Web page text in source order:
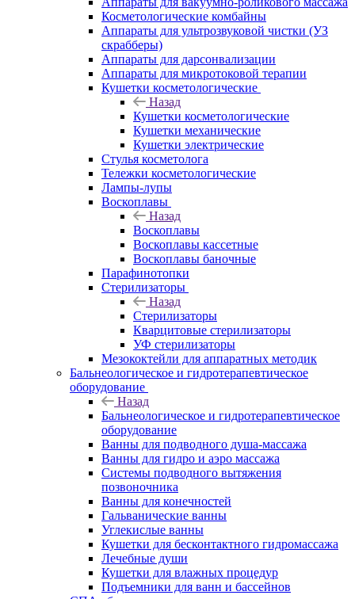
Косметологические комбайны
Аппараты для ультрозвуковой чистки (УЗ
скрабберы)
Аппараты для дарсонвализации
Аппараты для микротоковой терапии
Кушетки косметологические
Назад
Кушетки косметологические
Кушетки механические
Кушетки электрические
Стулья косметолога
Тележки косметологические
Лампы-лупы
Воскоплавы
Назад
Воскоплавы
Воскоплавы кассетные
Воскоплавы баночные
Парафинотопки
Стерилизаторы
Назад
Стерилизаторы
Кварцитовые стерилизаторы
УФ стерилизаторы
Мезококтейли для аппаратных методик
Бальнеологическое и гидротерапевтическое
оборудование
Назад
Бальнеологическое и гидротерапевтическое
оборудование
Ванны для подводного душа-массажа
Ванны для гидро и аэро массажа
Системы подводного вытяжения
позвоночника
Ванны для конечностей
Гальванические ванны
Углекислые ванны
Кушетки для бесконтактного гидромассажа
Лечебные души
Кушетки для влажных процедур
Подъемники для ванн и бассейнов